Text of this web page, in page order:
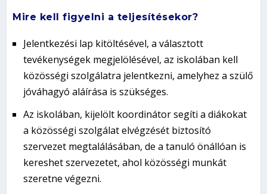
Mire kell figyelni a teljesítésekor?
Jelentkezési lap kitöltésével, a választott
tevékenységek megjelölésével, az iskolában kell
közösségi szolgálatra jelentkezni, amelyhez a szülő
jóváhagyó aláírása is szükséges.
Az iskolában, kijelölt koordinátor segíti a diákokat
a közösségi szolgálat elvégzését biztosító
szervezet megtalálásában, de a tanuló önállóan is
kereshet szervezetet, ahol közösségi munkát
szeretne végezni.